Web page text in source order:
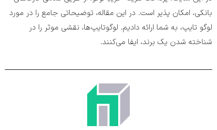
بانکی، امکان پذیر است. در این مقاله، توضیحاتی جامع را در مورد
لوگو تایپ، به شما ارائه دادیم. لوگوتایپ‌ها، نقشی موثر را در
شناخته شدن یک برند، ایفا می‌کنند.